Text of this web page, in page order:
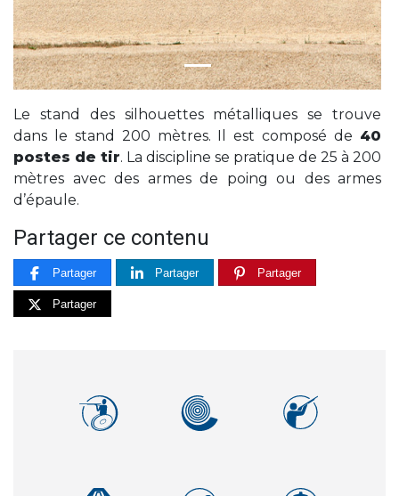
Le stand des silhouettes métalliques se trouve
dans le stand 200 mètres. Il est composé de 40
postes de tir. La discipline se pratique de 25 à 200
mètres avec des armes de poing ou des armes
d’épaule.
Partager ce contenu
Partager Partager Partager
Partager